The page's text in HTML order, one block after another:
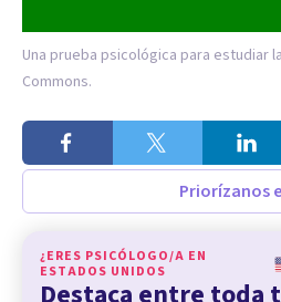
Una prueba psicológica para estudiar
Commons.
Priorízanos
¿ERES PSICÓLOGO/A EN
ESTADOS UNIDOS